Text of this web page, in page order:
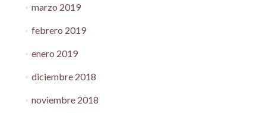
marzo 2019
febrero 2019
enero 2019
diciembre 2018
noviembre 2018